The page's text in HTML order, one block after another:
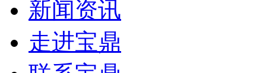
新闻资讯
走进宝鼎